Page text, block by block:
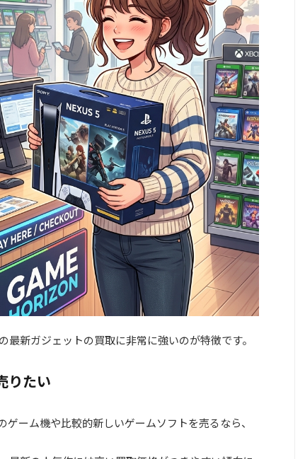
新ガジェットの買取に非常に強いのが特徴です。
りたい
ーム機や比較的新しいゲームソフトを売るなら、